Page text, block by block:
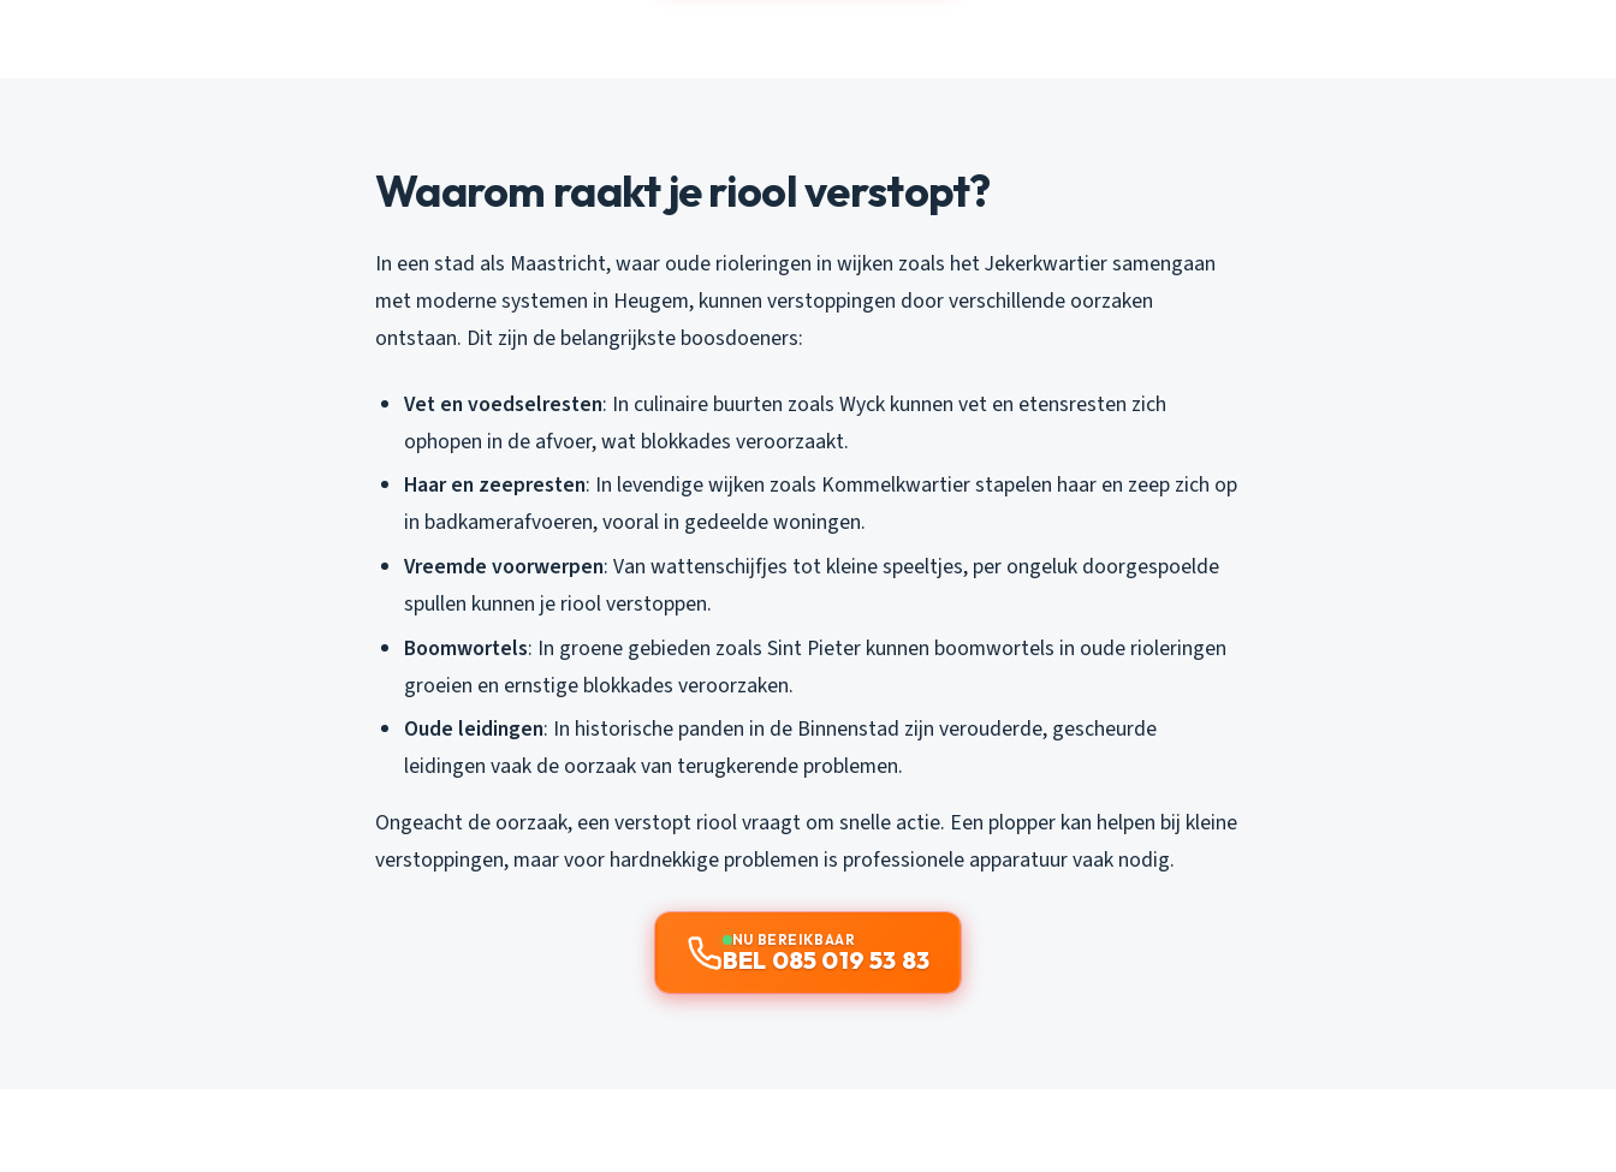
Waarom raakt je riool verstopt?
In een stad als Maastricht, waar oude rioleringen in wijken zoals het Jekerkwartier samengaan
met moderne systemen in Heugem, kunnen verstoppingen door verschillende oorzaken
ontstaan. Dit zijn de belangrijkste boosdoeners:
Vet en voedselresten: In culinaire buurten zoals Wyck kunnen vet en etensresten zich
ophopen in de afvoer, wat blokkades veroorzaakt.
Haar en zeepresten: In levendige wijken zoals Kommelkwartier stapelen haar en zeep zich op
in badkamerafvoeren, vooral in gedeelde woningen.
Vreemde voorwerpen: Van wattenschijfjes tot kleine speeltjes, per ongeluk doorgespoelde
spullen kunnen je riool verstoppen.
Boomwortels: In groene gebieden zoals Sint Pieter kunnen boomwortels in oude rioleringen
groeien en ernstige blokkades veroorzaken.
Oude leidingen: In historische panden in de Binnenstad zijn verouderde, gescheurde
leidingen vaak de oorzaak van terugkerende problemen.
Ongeacht de oorzaak, een verstopt riool vraagt om snelle actie. Een plopper kan helpen bij kleine
verstoppingen, maar voor hardnekkige problemen is professionele apparatuur vaak nodig.
NU BEREIKBAAR
BEL 085 019 53 83